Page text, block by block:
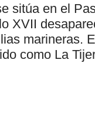
sitúa en el
XVII
marineras.
como La